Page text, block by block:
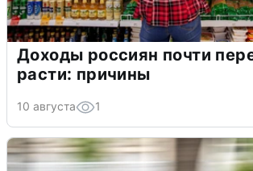
Доходы россиян почти
расти: причины
10 августа 1